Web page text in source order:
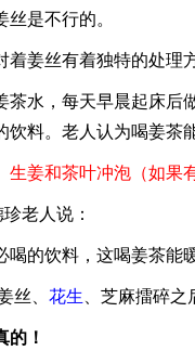
丝是不行的。
着姜丝有着独特的处理
茶水，每天早晨起床后
饮料。老人认为喝姜茶
生姜和茶叶冲泡（如
老人说：
喝的饮料，这喝姜茶能
丝、 花生 、芝麻擂碎
的！